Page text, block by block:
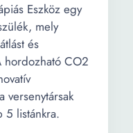
Eszköz egy
mely
és
hordozható CO2
versenytársak
5 listánkra.